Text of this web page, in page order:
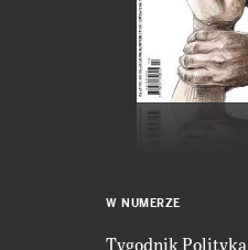
W NUMERZE
Tygodnik Polityka